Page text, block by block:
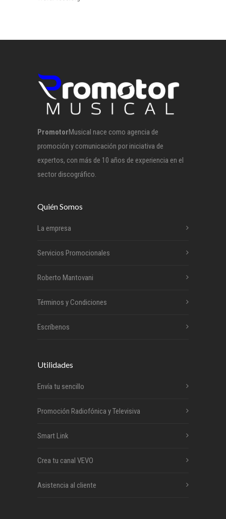
PromotorMusical nace como agencia de
promoción y comunicación por iniciativa de
expertos, con más de 10 años de experiencia en el
sector discográfico.
Quién Somos
La empresa
Servicios Promocionales
Roberto Mantovani
Términos y Condiciones
Escríbenos
Utilidades
Envía tu sencillo
Promoción Radiofónica y Televisiva
Smart Link
Crea tu canal VEVO
Asistencia al cliente